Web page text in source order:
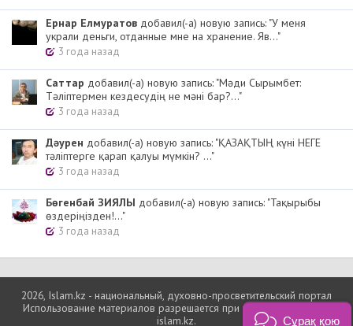
Ернар Елмуратов добавил(-а) новую запись: "У меня
украли деньги, отданные мне на хранение. Яв..."
3 года назад
Cаттар добавил(-а) новую запись: "Мәди Сырымбет:
Тәліптермен кездесудің не мәні бар?..."
3 года назад
Дәурен добавил(-а) новую запись: "ҚАЗАҚТЫҢ күні НЕГЕ
тәліптерге қарап қалуы мүмкін? ..."
3 года назад
Бөгенбай ЗИЯЛЫ добавил(-а) новую запись: "Тақырыбы
өздеріңізден!..."
3 года назад
2026, Islam.kz - национальный, духовно-просветительский портал
Использование материалов разрешается при условии ссылки на
islam.kz.
Сұрақ қою